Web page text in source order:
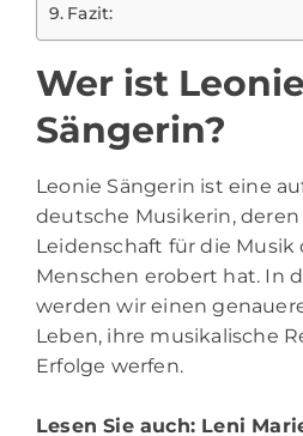
Fazit:
Wer ist Leonie
Sängerin?
Leonie Sängerin ist eine
deutsche Musikerin,
Leidenschaft für die Musik
Menschen erobert hat. In
werden wir einen
Leben, ihre musikalische
Erfolge werfen.
Lesen Sie auch: Leni